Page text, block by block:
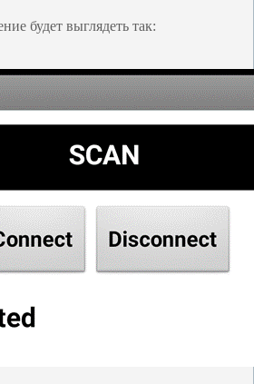
будет выглядеть так: